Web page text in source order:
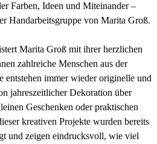
Farben, Ideen und Miteinander –
Handarbeitsgruppe von Marita Groß.
Marita Groß mit ihrer herzlichen
zahlreiche Menschen aus der
entstehen immer wieder originelle und
jahreszeitlicher Dekoration über
Geschenken oder praktischen
kreativen Projekte wurden bereits
und zeigen eindrucksvoll, wie viel